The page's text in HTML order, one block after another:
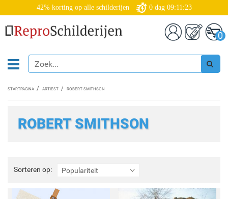
42% korting op alle schilderijen 0 dag 09:11:23
0
STARTPAGINA ARTIEST ROBERT SMITHSON
ROBERT SMITHSON
Sorteren op: Populariteit
Sorteren
op: